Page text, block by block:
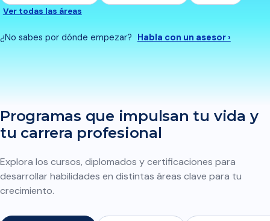
Ver todas las áreas
¿No sabes por dónde empezar? Habla con un asesor ›
Programas que impulsan tu vida y
tu carrera profesional
Explora los cursos, diplomados y certificaciones para
desarrollar habilidades en distintas áreas clave para tu
crecimiento.